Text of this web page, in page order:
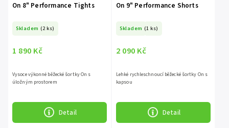
On 8" Performance Tights
Skladem (2 ks)
1 890 Kč
Detail
Vysoce výkonné běžecké šortky On s
úložným prostorem
On 9" Performance Shorts
Skladem (1 ks)
2 090 Kč
Detail
Lehké rychleschnoucí běžecké šortky On s
kapsou